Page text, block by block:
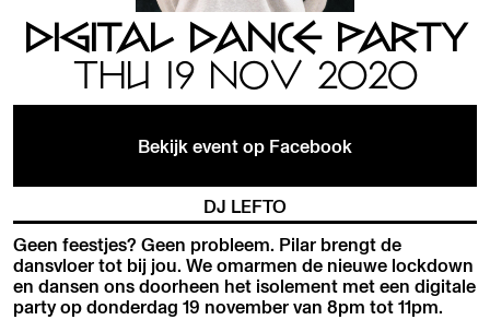
DIGITAL DANCE PARTY
THU 19 NOV 2020
Bekijk event op Facebook
DJ LEFTO
Geen feestjes? Geen probleem. Pilar brengt de
dansvloer tot bij jou. We omarmen de nieuwe lockdown
en dansen ons doorheen het isolement met een digitale
party op donderdag 19 november van 8pm tot 11pm.